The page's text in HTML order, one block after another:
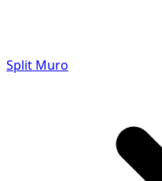
Split Muro